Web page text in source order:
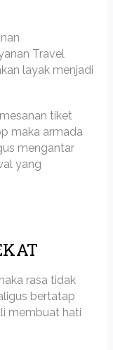
Travel
layak menjadi
tiket
maka armada
mengantar
yang
rasa tidak
bertatap
membuat hati